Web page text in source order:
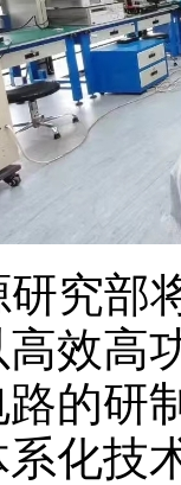
部将
效高
的研
化技